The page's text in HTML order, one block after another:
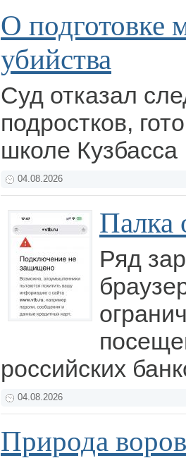
О подготовке
убийства
Суд отказал
подростков,
школе Кузбасса
04.08.2026
Палка
Ряд
российских
04.08.2026
Природа